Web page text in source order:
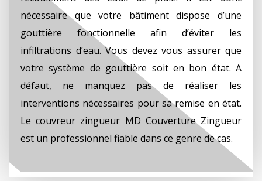
nécessaire que votre bâtiment dispose d’une
gouttière fonctionnelle afin d’éviter les
infiltrations d’eau. Vous devez vous assurer que
votre système de gouttière soit en bon état. A
défaut, ne manquez pas de réaliser les
interventions nécessaires pour sa remise en état.
Le couvreur zingueur MD Couverture Zingueur
est un professionnel fiable dans ce genre de cas.